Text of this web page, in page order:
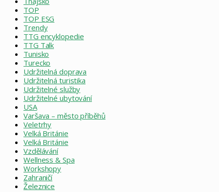
TOP
TOP ESG
Trendy
TTG encyklopedie
TTG Talk
Tunisko
Turecko
Udržitelná doprava
Udržitelná turistika
Udržitelné služby
Udržitelné ubytování
USA
Varšava – město příběhů
Veletrhy
Velká Británie
Velká Británie
Vzdělávání
Wellness & Spa
Workshopy
Zahraničí
Železnice